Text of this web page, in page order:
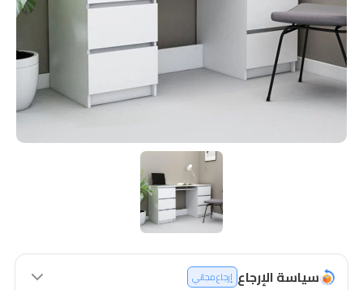
سياسة الإرجاع إرجاع مجاني